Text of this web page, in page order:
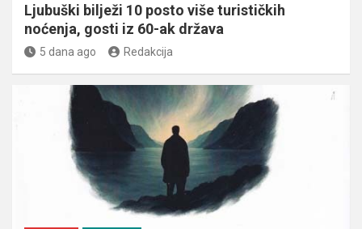
Ljubuški bilježi 10 posto više turističkih
noćenja, gosti iz 60-ak država
5 dana ago Redakcija